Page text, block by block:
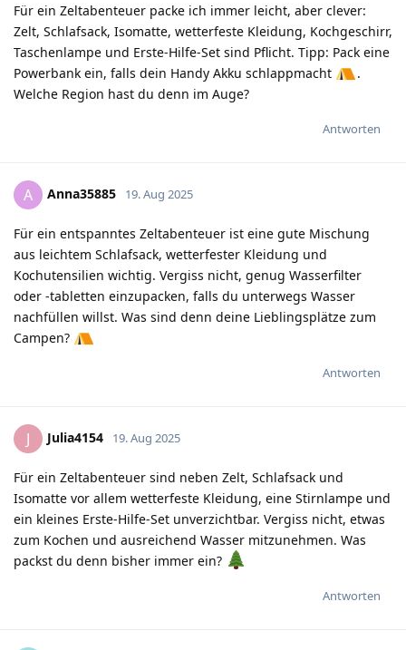
Für ein Zeltabenteuer packe ich immer leicht, aber clever:
Zelt, Schlafsack, Isomatte, wetterfeste Kleidung, Kochgeschirr,
Taschenlampe und Erste-Hilfe-Set sind Pflicht. Tipp: Pack eine
Powerbank ein, falls dein Handy Akku schlappmacht
.
Welche Region hast du denn im Auge?
Antworten
A Anna35885 19. Aug 2025
Für ein entspanntes Zeltabenteuer ist eine gute Mischung
aus leichtem Schlafsack, wetterfester Kleidung und
Kochutensilien wichtig. Vergiss nicht, genug Wasserfilter
oder -tabletten einzupacken, falls du unterwegs Wasser
nachfüllen willst. Was sind denn deine Lieblingsplätze zum
Campen?
Antworten
J Julia4154 19. Aug 2025
Für ein Zeltabenteuer sind neben Zelt, Schlafsack und
Isomatte vor allem wetterfeste Kleidung, eine Stirnlampe und
ein kleines Erste-Hilfe-Set unverzichtbar. Vergiss nicht, etwas
zum Kochen und ausreichend Wasser mitzunehmen. Was
packst du denn bisher immer ein?
Antworten